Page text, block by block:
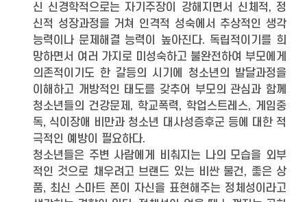
신 신경학적으로는 자기주장이 강해지면서 신체적, 정
신적 성장과정을 거쳐 인격적 성숙에서 추상적인 생각
능력이나 문제해결 능력이 높아진다. 독립적이기를 희
망하면서 여러 가지로 미성숙하고 불완전하여 부모에게
의존적이기도 한 갈등의 시기에 청소년의 발달과정을
이해하고 개방적인 태도를 갖추어 부모의 관심과 함께
청소년들의 건강문제, 학교폭력, 학업스트레스, 게임중
독, 식이장애 비만과 청소년 대사성증후군 등에 대한 적
극적인 예방이 필요하다.
청소년들은 주변 사람에게 비춰지는 나의 모습을 외부
적인 것으로 채우려고 브랜드 있는 비싼 물건, 좋은 상
품, 최신 스마트 폰이 자신을 표현해주는 정체성이라고